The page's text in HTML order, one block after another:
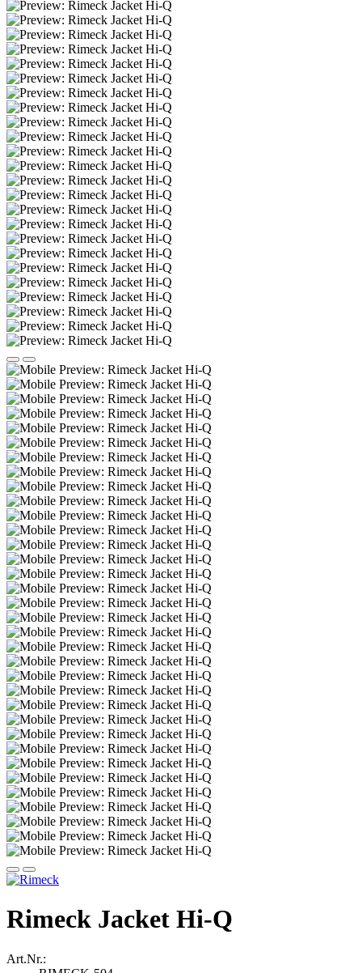
Rimeck Jacket Hi-Q
Art.Nr.: